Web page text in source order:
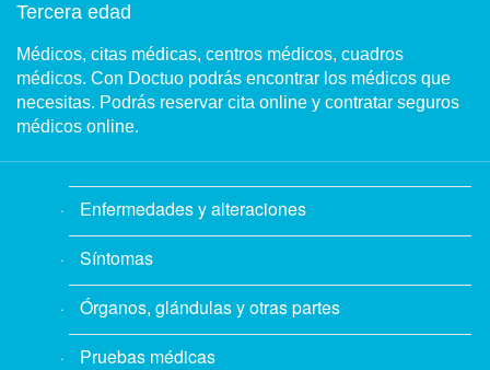
Tercera edad
Médicos, citas médicas, centros médicos, cuadros
médicos. Con Doctuo podrás encontrar los médicos que
necesitas. Podrás reservar cita online y contratar seguros
médicos online.
Enfermedades y alteraciones
Síntomas
Órganos, glándulas y otras partes
Pruebas médicas